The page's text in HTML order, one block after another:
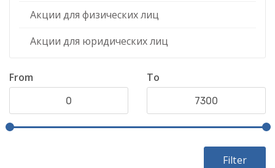
Акции для физических лиц
Акции для юридических лиц
From To
Filter